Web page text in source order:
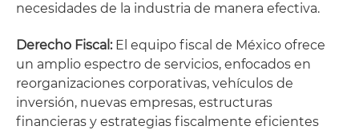
necesidades de la industria de manera efectiva.
Derecho Fiscal:El equipo fiscal de México ofrece
un amplio espectro de servicios, enfocados en
reorganizaciones corporativas, vehículos de
inversión, nuevas empresas, estructuras
financieras y estrategias fiscalmente eficientes